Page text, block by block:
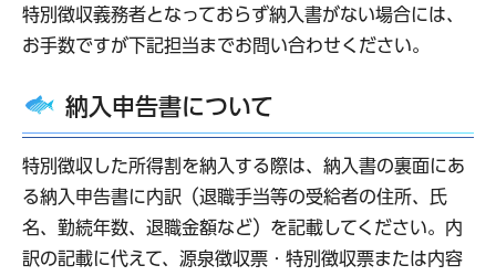
特別徴収義務者となっておらず納入書がない場合には、
お手数ですが下記担当までお問い合わせください。
納入申告書について
特別徴収した所得割を納入する際は、納入書の裏面にあ
る納入申告書に内訳（退職手当等の受給者の住所、氏
名、勤続年数、退職金額など）を記載してください。内
訳の記載に代えて、源泉徴収票・特別徴収票または内容